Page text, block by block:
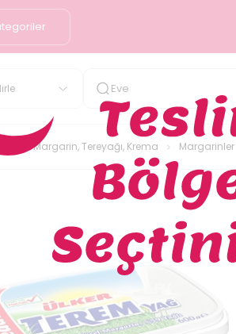
Margarin, Tereyağı, Krema Margarinler